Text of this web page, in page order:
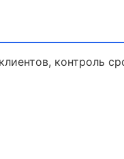
контроль